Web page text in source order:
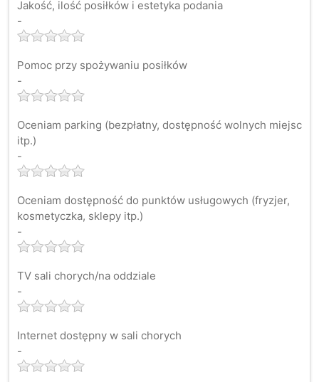
Jakość, ilość posiłków i estetyka podania
-
Pomoc przy spożywaniu posiłków
-
Oceniam parking (bezpłatny, dostępność wolnych miejsc
itp.)
-
Oceniam dostępność do punktów usługowych (fryzjer,
kosmetyczka, sklepy itp.)
-
TV sali chorych/na oddziale
-
Internet dostępny w sali chorych
-